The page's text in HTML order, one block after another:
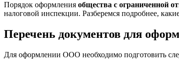
Порядок оформления общества с ограниченной
налоговой инспекции. Разберемся подробнее,
Перечень документов для
Для оформлении ООО необходимо подготовить